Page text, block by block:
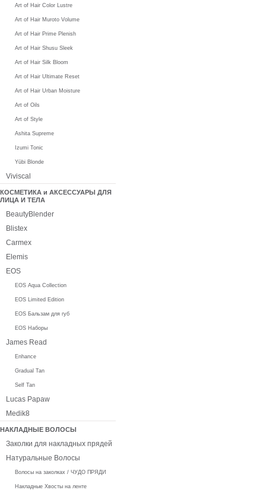
Art of Hair Color Lustre
Art of Hair Muroto Volume
Art of Hair Prime Plenish
Art of Hair Shusu Sleek
Art of Hair Silk Bloom
Art of Hair Ultimate Reset
Art of Hair Urban Moisture
Art of Oils
Art of Style
Ashita Supreme
Izumi Tonic
Yūbi Blonde
Viviscal
КОСМЕТИКА и АКСЕССУАРЫ ДЛЯ
ЛИЦА И ТЕЛА
BeautyBlender
Blistex
Carmex
Elemis
EOS
EOS Aqua Collection
EOS Limited Edition
EOS Бальзам для губ
EOS Наборы
James Read
Enhance
Gradual Tan
Self Tan
Lucas Papaw
Medik8
НАКЛАДНЫЕ ВОЛОСЫ
Заколки для накладных прядей
Натуральные Волосы
Волосы на заколках / ЧУДО ПРЯДИ
Накладные Хвосты на ленте